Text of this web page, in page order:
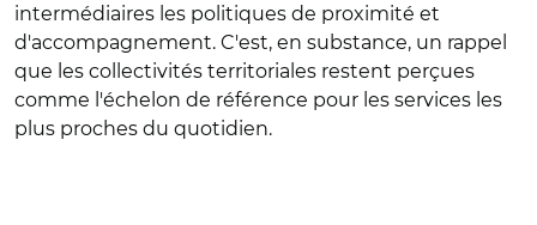
intermédiaires les politiques de proximité et
d'accompagnement. C'est, en substance, un rappel
que les collectivités territoriales restent perçues
comme l'échelon de référence pour les services les
plus proches du quotidien.